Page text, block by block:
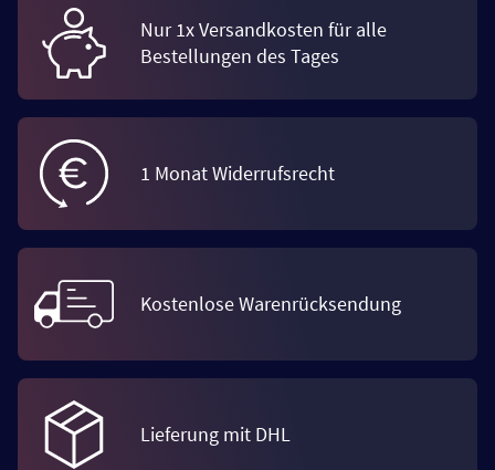
Nur 1x Versandkosten für alle
Bestellungen des Tages
1 Monat Widerrufsrecht
Kostenlose Warenrücksendung
Lieferung mit DHL